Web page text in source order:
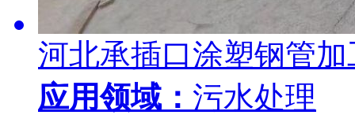
河北承插口涂塑钢管加
应用领域： 污水处理